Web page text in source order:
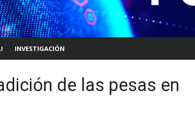
INVESTIGACIÓN
de las pesas en